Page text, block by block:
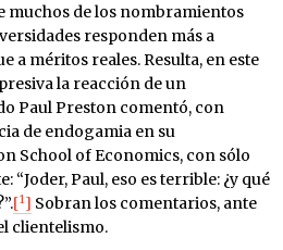
muchos de los nombramientos
responden más a
a méritos reales. Resulta, en este
la reacción de un
Paul Preston comentó, con
de endogamia en su
School of Economics, con sólo
“Joder, Paul, eso es terrible: ¿y qué
[1] Sobran los comentarios, ante
clientelismo.